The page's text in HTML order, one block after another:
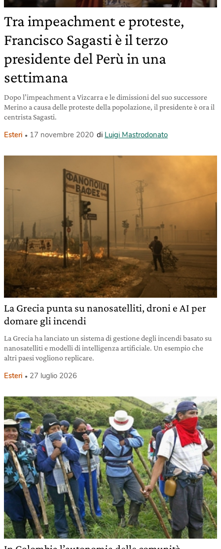
Tra impeachment e proteste,
Francisco Sagasti è il terzo
presidente del Perù in una
settimana
Dopo l’impeachment a Vizcarra e le dimissioni del suo successore
Merino a causa delle proteste della popolazione, il presidente è ora il
centrista Sagasti.
Esteri 17 novembre 2020 di Luigi Mastrodonato
La Grecia punta su nanosatelliti, droni e AI per
domare gli incendi
La Grecia ha lanciato un sistema di gestione degli incendi basato su
nanosatelliti e modelli di intelligenza artificiale. Un esempio che
altri paesi vogliono replicare.
Esteri 27 luglio 2026